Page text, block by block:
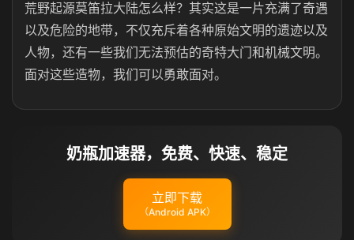
荒野起源莫笛拉大陆怎么样？其实这是一片充满了奇遇
以及危险的地带，不仅充斥着各种原始文明的遗迹以及
人物，还有一些我们无法预估的奇特大门和机械文明。
面对这些造物，我们可以勇敢面对。
奶瓶加速器，免费、快速、稳定
立即下载
（Android APK）